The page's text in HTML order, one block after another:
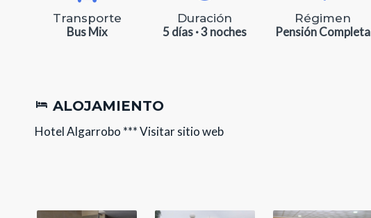
Transporte
Bus Mix
Duración
5 días · 3 noches
Régimen
Pensión Completa
ALOJAMIENTO
Hotel Algarrobo ***Visitar sitio web